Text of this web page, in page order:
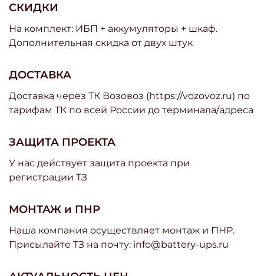
СКИДКИ
На комплект: ИБП + аккумуляторы + шкаф.
Дополнительная скидка от двух штук
ДОСТАВКА
Доставка через ТК Возовоз (https://vozovoz.ru) по
тарифам ТК по всей России до терминала/адреса
ЗАЩИТА ПРОЕКТА
У нас действует защита проекта при
регистрации ТЗ
МОНТАЖ и ПНР
Наша компания осуществляет монтаж и ПНР.
Присылайте ТЗ на почту: info@battery-ups.ru